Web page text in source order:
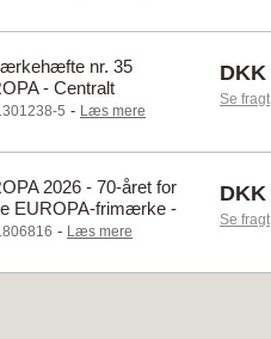
nr. 35
- Centralt
5 - Læs mere
DKK
Se fragt
2026 - 70-året for
EUROPA-frimærke -
- Læs mere
DKK
Se fragt